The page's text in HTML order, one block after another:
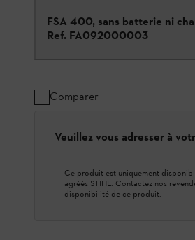
FSA 400, sans batterie ni
Ref. FA092000003
Comparer
Veuillez vous adresser à
Ce produit est uniquement
agréés STIHL. Contactez nos
disponibilité de ce produit.